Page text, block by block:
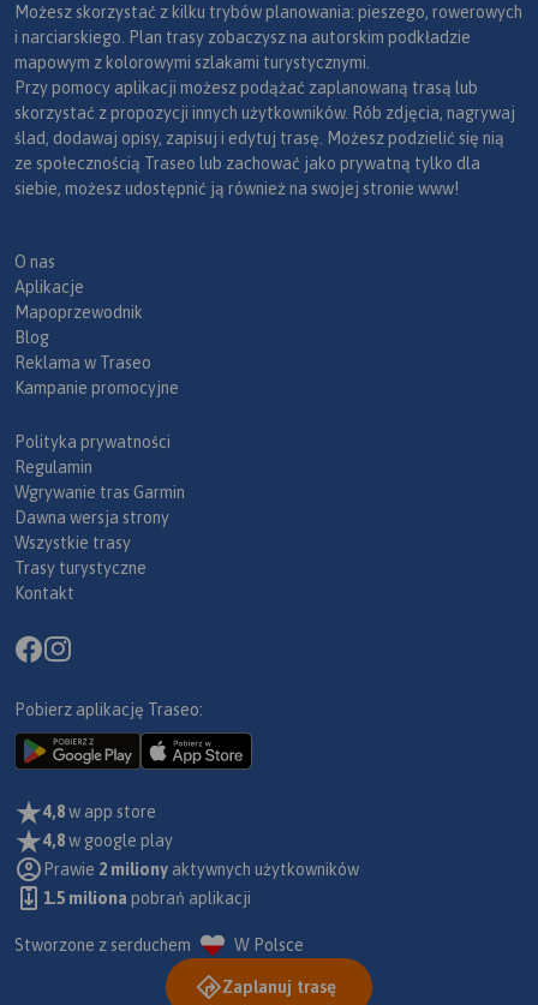
Możesz skorzystać z kilku trybów planowania: pieszego, rowerowych
i narciarskiego. Plan trasy zobaczysz na autorskim podkładzie
mapowym z kolorowymi szlakami turystycznymi.
Przy pomocy aplikacji możesz podążać zaplanowaną trasą lub
skorzystać z propozycji innych użytkowników. Rób zdjęcia, nagrywaj
ślad, dodawaj opisy, zapisuj i edytuj trasę. Możesz podzielić się nią
ze społecznością Traseo lub zachować jako prywatną tylko dla
siebie, możesz udostępnić ją również na swojej stronie www!
O nas
Aplikacje
Mapoprzewodnik
Blog
Reklama w Traseo
Kampanie promocyjne
Polityka prywatności
Regulamin
Wgrywanie tras Garmin
Dawna wersja strony
Wszystkie trasy
Trasy turystyczne
Kontakt
Pobierz aplikację Traseo:
4,8w app store
4,8w google play
Prawie 2 miliony aktywnych użytkowników
1.5 miliona pobrań aplikacji
Stworzone z serduchem W Polsce
Zaplanuj trasę